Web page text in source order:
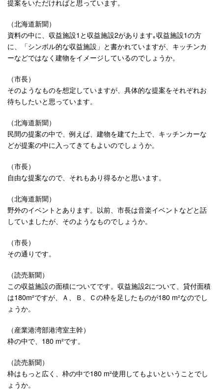
提案をいただければと思っています。
（北海道新聞）
資料の中に、収益施設1と収益施設2があります｡収益施設1の方
に、「シンボル的な収益施設」と書かれていますが、キッチンカ
ーなどではなく建物をイメージしているのでしょうか。
（市長）
そのようなものを想定していますが、具体的な提案をそれぞれお
待ちしたいと思っています。
（北海道新聞）
民間の提案の中で、例えば、建物を建てた上で、キッチンカーな
どが提案の中に入ってきてもよいのでしょうか。
（市長）
自由な提案なので、それもあり得るかと思います。
（北海道新聞）
野外のイベントとあります。以前、市長は音楽イベントなどと話
していましたが、そのようなものでしょうか。
（市長）
その通りです。
（読売新聞）
この収益施設の面積についてです。収益施設2について、貸付面積
は180m²ですが、Ａ、Ｂ、Ｃの枠を足したものが180 m²なのでし
ょうか。
（産業港湾部港湾室主幹）
枠の中で、180 m²です。
（読売新聞）
枠はもっと広く、枠の中で180 m²使用してもよいということでし
ょうか。